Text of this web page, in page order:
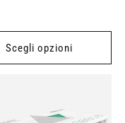
Scegli opzioni